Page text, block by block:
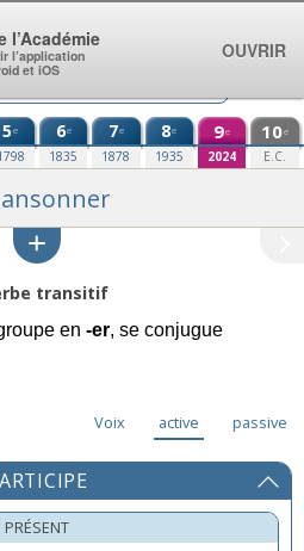
5e 6e
1835
7e
1878
8e
1935
9e
2024
10e
E.C.
transitif
en -er, se conjugue
Voix active passive
PRÉSENT
l’Académie
l’application
et iOS
OUVRIR